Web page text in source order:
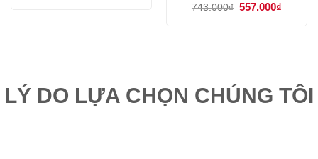
743.000₫ Giá
557.000₫
LÝ DO LỰA CHỌN CHÚNG TÔI